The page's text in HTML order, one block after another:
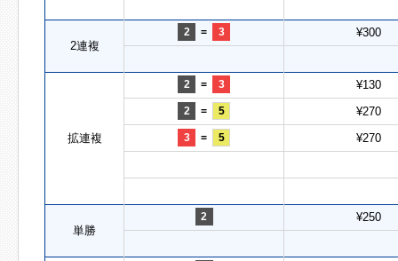
2連複
2 = 3 ¥300
拡連複
2 = 3 ¥130
2 = 5 ¥270
3 = 5 ¥270
単勝
2 ¥250